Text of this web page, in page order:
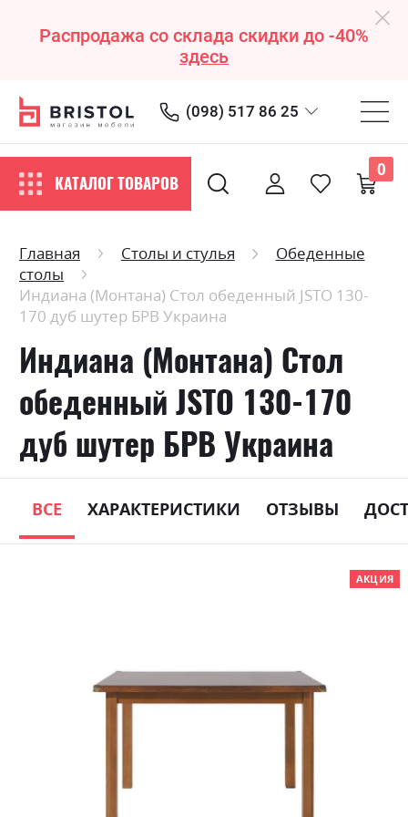
Распродажа со склада скидки до -40%
здесь
(098) 517 86 25
КАТАЛОГ ТОВАРОВ
0
Главная Столы и стулья
Обеденные
столы
Индиана (Монтана) Стол обеденный JSTO 130-
170 дуб шутер БРВ Украина
Индиана (Монтана) Стол
обеденный JSTO 130-170
дуб шутер БРВ Украина
ВСЕ ХАРАКТЕРИСТИКИ ОТЗЫВЫ
АКЦИЯ